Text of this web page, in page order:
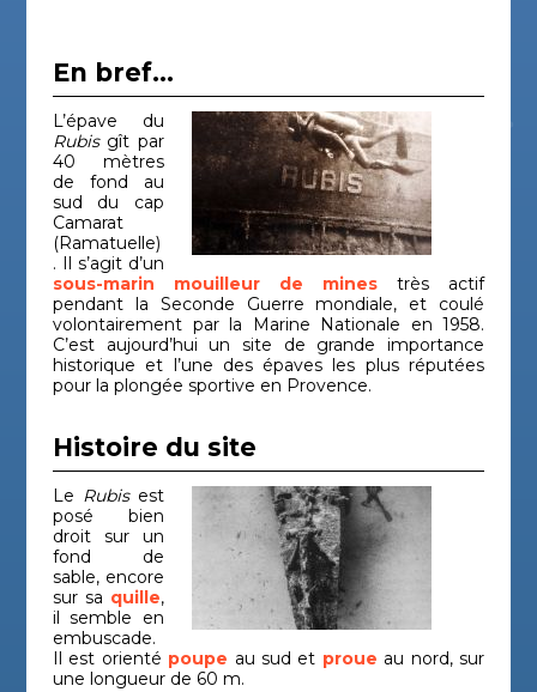
En bref...
L’épave du
Rubisgît par
40 mètres
de fond au
sud du cap
Camarat
(Ramatuelle)
. Il s’agit d’un
sous-marin
mouilleur de mines très actif
pendant la Seconde Guerre mondiale, et coulé
volontairement par la Marine Nationale en 1958.
C’est aujourd’hui un site de grande importance
historique et l’une des épaves les plus réputées
pour la plongée sportive en Provence.
Histoire du site
Le Rubisest
posé bien
droit sur un
fond de
sable, encore
sur sa quille,
il semble en
embuscade.
Il est orienté poupe au sud et proue au nord, sur
une longueur de 60 m.